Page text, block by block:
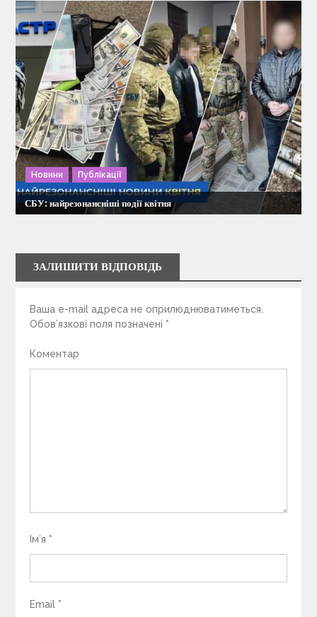
Новини Публікації
СБУ: найрезонансніші події квітня
ЗАЛИШИТИ ВІДПОВІДЬ
Ваша e-mail адреса не оприлюднюватиметься.
Обов’язкові поля позначені *
Коментар
Ім’я *
Email *